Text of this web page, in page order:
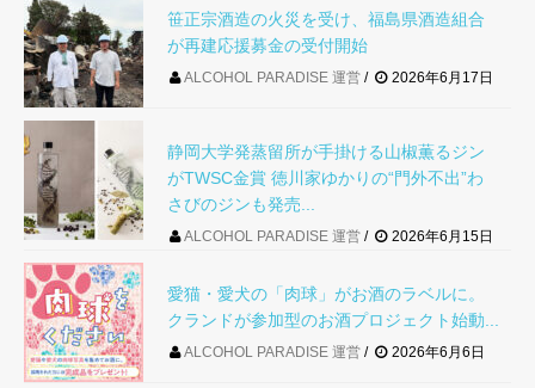
笹正宗酒造の火災を受け、福島県酒造組合
が再建応援募金の受付開始
ALCOHOL PARADISE 運営 2026年6月17日
静岡大学発蒸留所が手掛ける山椒薫るジン
がTWSC金賞 徳川家ゆかりの“門外不出”わ
さびのジンも発売...
ALCOHOL PARADISE 運営 2026年6月15日
愛猫・愛犬の「肉球」がお酒のラベルに。
クランドが参加型のお酒プロジェクト始動...
ALCOHOL PARADISE 運営 2026年6月6日